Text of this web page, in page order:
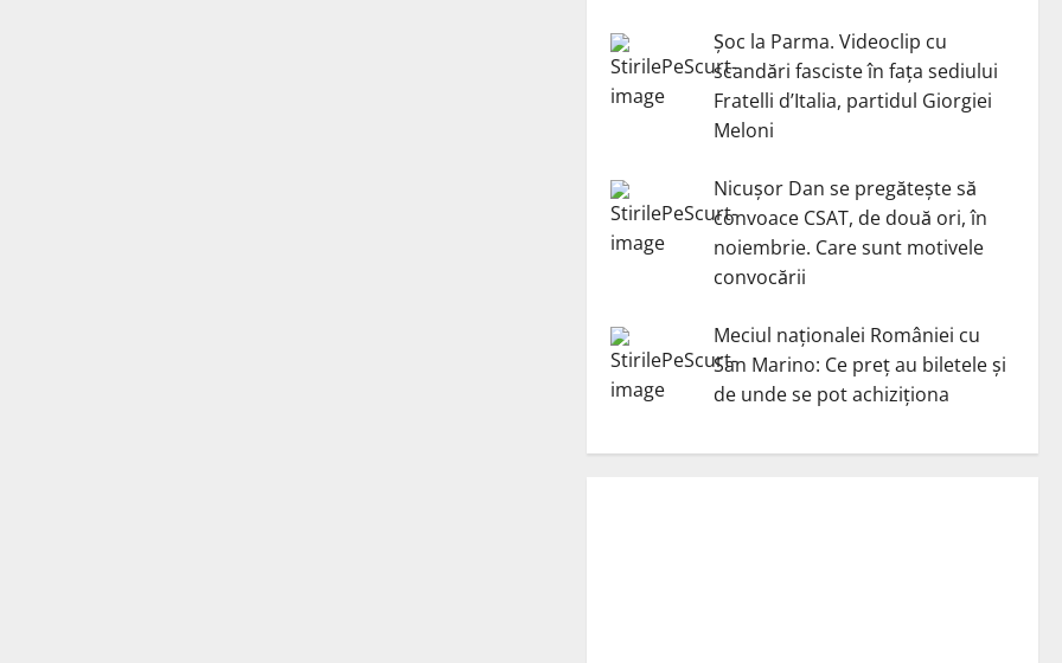
Șoc la Parma. Videoclip cu
scandări fasciste în fața sediului
Fratelli d’Italia, partidul Giorgiei
Meloni
Nicuşor Dan se pregăteşte să
convoace CSAT, de două ori, în
noiembrie. Care sunt motivele
convocării
Meciul naționalei României cu
San Marino: Ce preț au biletele și
de unde se pot achiziționa